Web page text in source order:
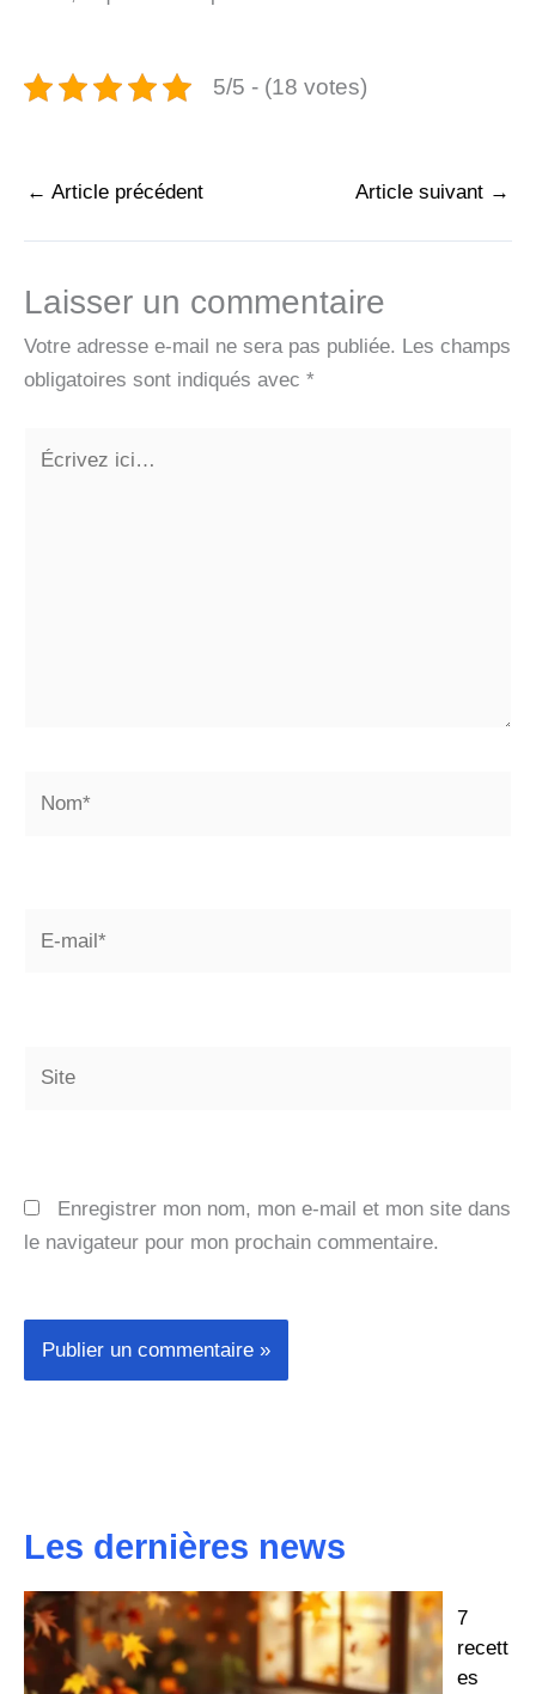
5/5 - (18 votes)
← Article précédent Article suivant →
Laisser un commentaire
Votre adresse e-mail ne sera pas publiée. Les champs
obligatoires sont indiqués avec *
Enregistrer mon nom, mon e-mail et mon site dans
le navigateur pour mon prochain commentaire.
Les dernières news
7
recett
es